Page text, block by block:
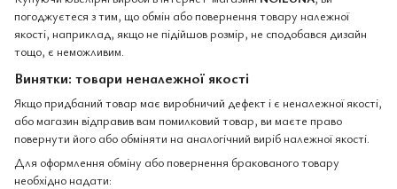
погоджуєтеся з тим, що обмін або повернення товару належної
якості, наприклад, якщо не підійшов розмір, не сподобався дизайн
тощо, є неможливим.
Винятки: товари неналежної якості
Якщо придбаний товар має виробничий дефект і є неналежної якості,
або магазин відправив вам помилковий товар, ви маєте право
повернути його або обміняти на аналогічний виріб належної якості.
Для оформлення обміну або повернення бракованого товару
необхідно надати: